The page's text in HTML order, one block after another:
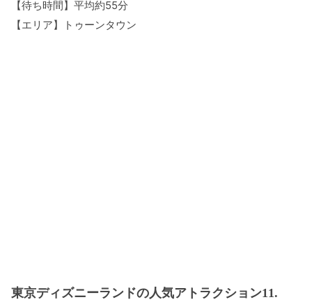
【待ち時間】平均約55分
【エリア】トゥーンタウン
東京ディズニーランドの人気アトラクション11.